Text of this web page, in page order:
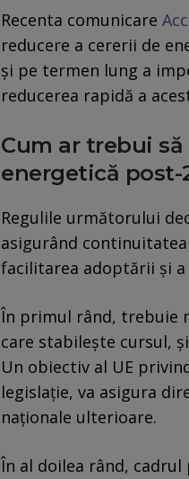
Recenta comunicare
reducere a cererii de
și pe termen lung a
reducerea rapidă a
Cum ar trebui
energetică post-
Regulile următorului
asigurând
facilitarea adoptării și
În primul rând, trebuie
care stabilește cursul,
Un obiectiv al UE
legislație, va asigura
naționale ulterioare.
În al doilea rând,